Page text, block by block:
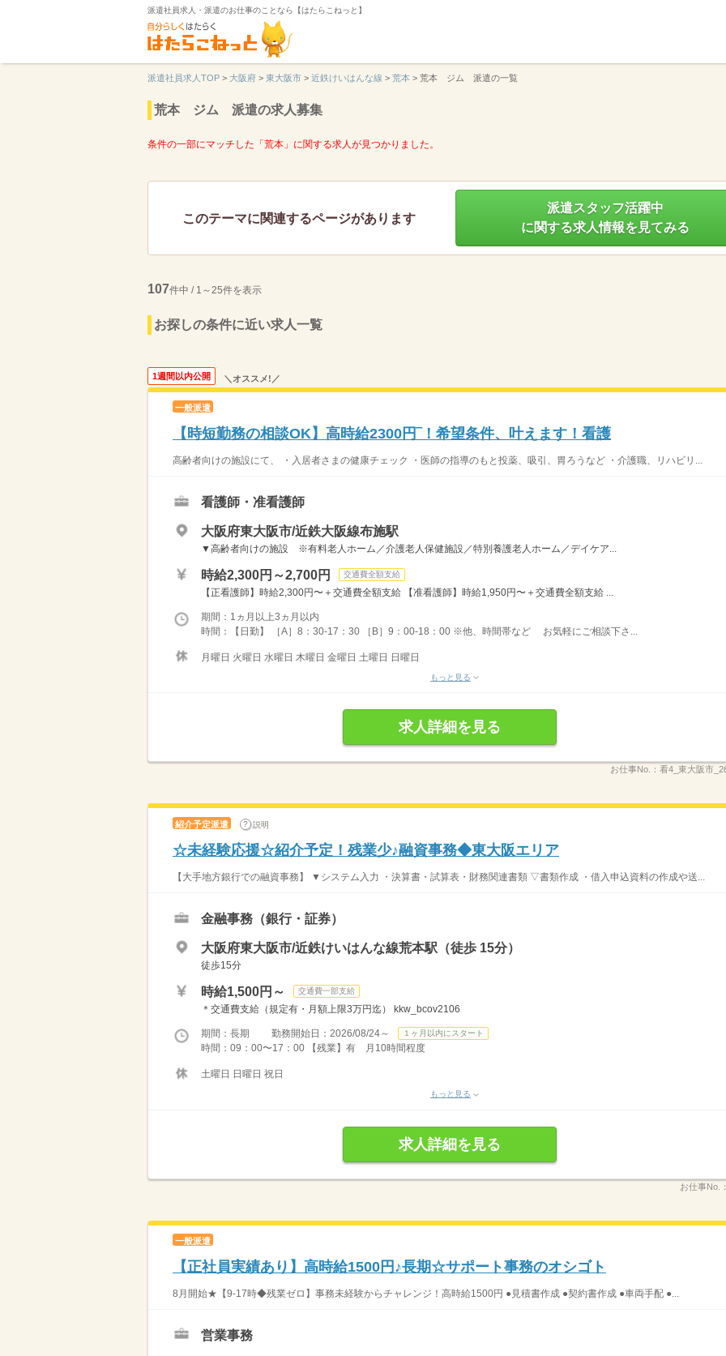
派遣社員求人・派遣のお仕事のことなら【はたらこねっと】
派遣社員求人TOP > 大阪府 > 東大阪市 > 近鉄けいはんな線 > 荒本 > 荒本 ジム 派遣の一覧
荒本 ジム 派遣の求人募集
条件の一部にマッチした「荒本」に関する求人が見つかりました。
このテーマに関連するページがあります
派遣スタッフ活躍中
に関する求人情報を見てみる
107件中 / 1～25件を表示
お探しの条件に近い求人一覧
1週間以内公開 ＼オススメ!／
一般派遣
【時短勤務の相談OK】高時給2300円‾！希望条件、叶えます！看護
高齢者向けの施設にて、 ・入居者さまの健康チェック ・医師の指導のもと投薬、吸引、胃ろうなど ・介護職、リハビリ...
看護師・准看護師
大阪府東大阪市/近鉄大阪線布施駅
▼高齢者向けの施設 ※有料老人ホーム／介護老人保健施設／特別養護老人ホーム／デイケア...
時給2,300円～2,700円 交通費全額支給
【正看護師】時給2,300円〜＋交通費全額支給 【准看護師】時給1,950円〜＋交通費全額支給 ...
期間：1ヵ月以上3ヵ月以内
時間：【日勤】 ［A］8：30-17：30 ［B］9：00-18：00 ※他、時間帯など お気軽にご相談下さ...
月曜日 火曜日 水曜日 木曜日 金曜日 土曜日 日曜日
もっと見る
求人詳細を見る
お仕事No.： 看4_東大阪市
紹介予定派遣 説明
☆未経験応援☆紹介予定！残業少♪融資事務◆東大阪エリア
【大手地方銀行での融資事務】 ▼システム入力 ・決算書・試算表・財務関連書類 ▽書類作成 ・借入申込資料の作成や送...
金融事務（銀行・証券）
大阪府東大阪市/近鉄けいはんな線荒本駅（徒歩 15分）
徒歩15分
時給1,500円～ 交通費一部支給
＊交通費支給（規定有・月額上限3万円迄） kkw_bcov2106
期間：長期 勤務開始日：2026/08/24～ １ヶ月以内にスタート
時間：09：00〜17：00 【残業】有 月10時間程度
土曜日 日曜日 祝日
もっと見る
求人詳細を見る
お仕事No.：
一般派遣
【正社員実績あり】高時給1500円♪長期☆サポート事務のオシゴト
8月開始★【9‐17時◆残業ゼロ】事務未経験からチャレンジ！高時給1500円 ●見積書作成 ●契約書作成 ●車両手配 ●...
営業事務